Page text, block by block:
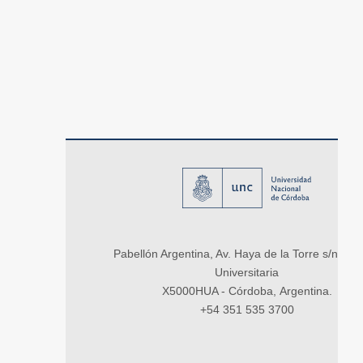
Pabellón Argentina, Av. Haya de la Torre s/n,
Universitaria
X5000HUA - Córdoba, Argentina.
+54 351 535 3700